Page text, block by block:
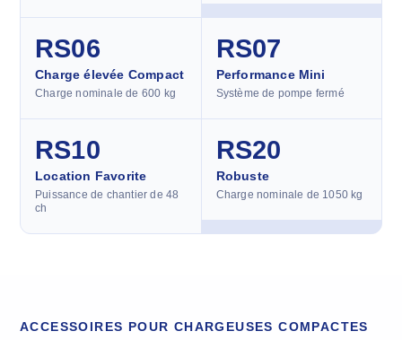
RS06
Charge élevée Compact
Charge nominale de 600 kg
RS07
Performance Mini
Système de pompe fermé
RS10
Location Favorite
Puissance de chantier de 48
ch
RS20
Robuste
Charge nominale de 1050 kg
ACCESSOIRES POUR CHARGEUSES COMPACTES